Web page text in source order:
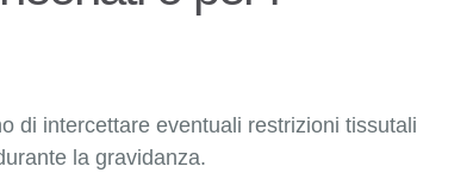
di intercettare eventuali restrizioni tissutali
la gravidanza.